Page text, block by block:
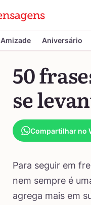
Amizade Aniversário
50
se
Compartilhar no
Para seguir em
nem sempre é
agrega mais em